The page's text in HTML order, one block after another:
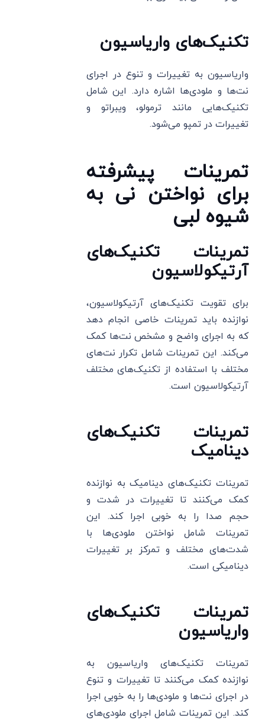
تکنیک‌های واریاسیون
واریاسیون به تغییرات و تنوع در اجرای
نت‌ها و ملودی‌ها اشاره دارد. این شامل
تکنیک‌هایی مانند ترمولو، ویبراتو و
تغییرات در تمپو می‌شود.
تمرینات پیشرفته
برای نواختن نی به
شیوه لبی
تمرینات تکنیک‌های
آرتیکولاسیون
برای تقویت تکنیک‌های آرتیکولاسیون،
نوازنده باید تمرینات خاصی انجام دهد
که به اجرای واضح و مشخص نت‌ها کمک
می‌کند. این تمرینات شامل تکرار نت‌های
مختلف با استفاده از تکنیک‌های مختلف
آرتیکولاسیون است.
تمرینات تکنیک‌های
دینامیک
تمرینات تکنیک‌های دینامیک به نوازنده
کمک می‌کنند تا تغییرات در شدت و
حجم صدا را به خوبی اجرا کند. این
تمرینات شامل نواختن ملودی‌ها با
شدت‌های مختلف و تمرکز بر تغییرات
دینامیکی است.
تمرینات تکنیک‌های
واریاسیون
تمرینات تکنیک‌های واریاسیون به
نوازنده کمک می‌کنند تا تغییرات و تنوع
در اجرای نت‌ها و ملودی‌ها را به خوبی اجرا
کند. این تمرینات شامل اجرای ملودی‌های